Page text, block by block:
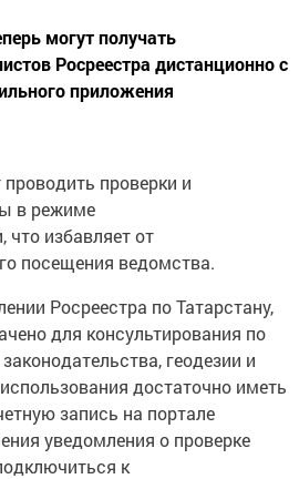
могут получать
Росреестра дистанционно с
приложения
проверки и
в режиме
что избавляет от
посещения ведомства.
Росреестра по Татарстану,
для консультирования по
геодезии и
достаточно иметь
запись на портале
уведомления о проверке
к